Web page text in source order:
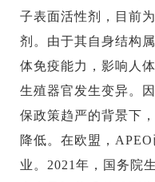
子表面活性剂，目前
剂。由于其自身结构
体免疫能力，影响人
生殖器官发生变异。
保政策趋严的背景下
降低。在欧盟，
业。2021年，国务院